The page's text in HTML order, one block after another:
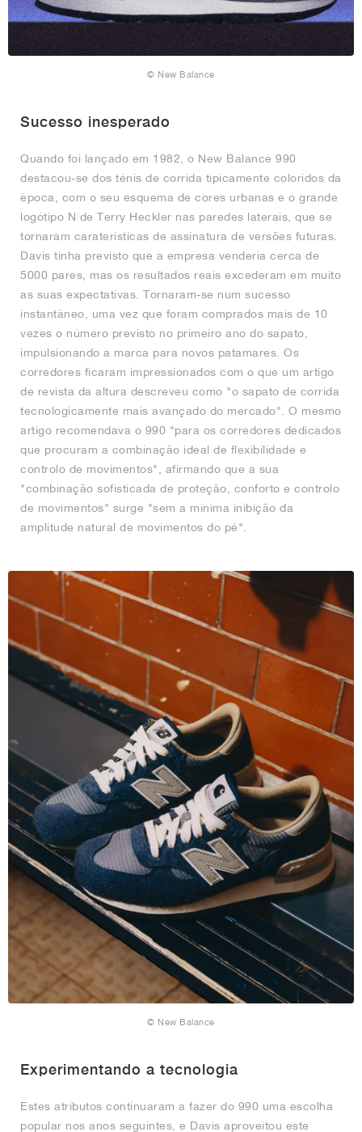
© New Balance
Sucesso inesperado
Quando foi lançado em 1982, o New Balance 990
destacou-se dos ténis de corrida tipicamente coloridos da
época, com o seu esquema de cores urbanas e o grande
logótipo N de Terry Heckler nas paredes laterais, que se
tornaram caraterísticas de assinatura de versões futuras.
Davis tinha previsto que a empresa venderia cerca de
5000 pares, mas os resultados reais excederam em muito
as suas expectativas. Tornaram-se num sucesso
instantâneo, uma vez que foram comprados mais de 10
vezes o número previsto no primeiro ano do sapato,
impulsionando a marca para novos patamares. Os
corredores ficaram impressionados com o que um artigo
de revista da altura descreveu como "o sapato de corrida
tecnologicamente mais avançado do mercado". O mesmo
artigo recomendava o 990 "para os corredores dedicados
que procuram a combinação ideal de flexibilidade e
controlo de movimentos", afirmando que a sua
"combinação sofisticada de proteção, conforto e controlo
de movimentos" surge "sem a mínima inibição da
amplitude natural de movimentos do pé".
© New Balance
Experimentando a tecnologia
Estes atributos continuaram a fazer do 990 uma escolha
popular nos anos seguintes, e Davis aproveitou este